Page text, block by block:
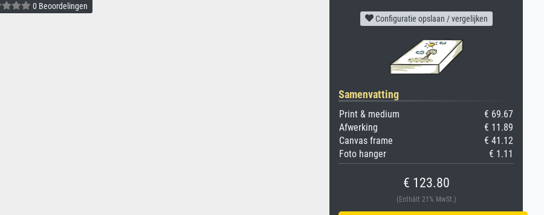
0 Beoordelingen
Configuratie opslaan / vergelijken
Samenvatting
Print & medium
€ 69.67
Afwerking
€ 11.89
Canvas frame
€ 41.12
Foto hanger
€ 1.11
€ 123.80
(Enthält 21% MwSt.)